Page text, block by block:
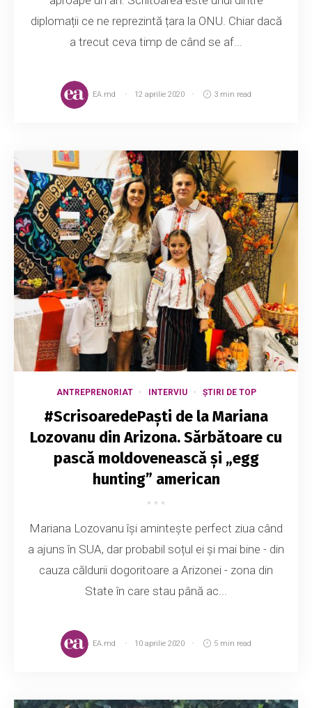
diplomații ce ne reprezintă țara la ONU. Chiar dacă
a trecut ceva timp de când se af...
EA.md 12 aprilie 2020 3 min read
ANTREPRENORIAT INTERVIU ȘTIRI DE TOP
#ScrisoaredePaști de la Mariana
Lozovanu din Arizona. Sărbătoare cu
pască moldovenească și „egg
hunting” american
Mariana Lozovanu își amintește perfect ziua când
a ajuns în SUA, dar probabil soțul ei și mai bine - din
cauza căldurii dogoritoare a Arizonei - zona din
State în care stau până ac...
EA.md 10 aprilie 2020 5 min read